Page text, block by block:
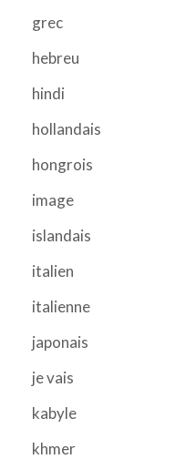
grec
hebreu
hindi
hollandais
hongrois
image
islandais
italien
italienne
japonais
je vais
kabyle
khmer